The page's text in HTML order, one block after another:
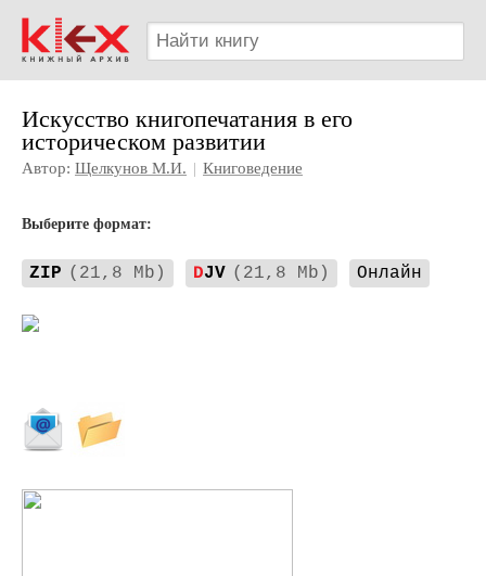
Искусство книгопечатания в его
историческом развитии
Автор: Щелкунов М.И. | Книговедение
Выберите формат:
ZIP (21,8 Mb) DJV (21,8 Mb) Онлайн